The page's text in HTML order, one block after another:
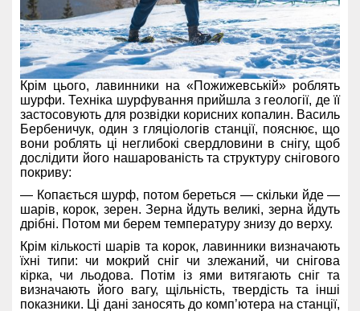
Крім цього, лавинники на «Пожижевській» роблять
шурфи. Техніка шурфування прийшла з геології, де її
застосовують для розвідки корисних копалин. Василь
Бербеничук, один з гляціологів станції, пояснює, що
вони роблять ці неглибокі свердловини в снігу, щоб
дослідити його нашарованість та структуру снігового
покриву:
— Копається шурф, потом береться — скільки йде —
шарів, корок, зерен. Зерна йдуть великі, зерна йдуть
дрібні. Потом ми берем температуру знизу до верху.
Крім кількості шарів та корок, лавинники визначають
їхні типи: чи мокрий сніг чи злежаний, чи снігова
кірка, чи льодова. Потім із ями витягають сніг та
визначають його вагу, щільність, твердість та інші
показники. Ці дані заносять до комп’ютера на станції,